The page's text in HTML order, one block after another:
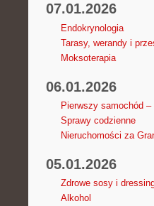
07.01.2026
Endokrynologia
Tarasy, werandy i
Moksoterapia
06.01.2026
Pierwszy samochód
Sprawy codzienne
Nieruchomości za
05.01.2026
Zdrowe sosy i
Alkohol